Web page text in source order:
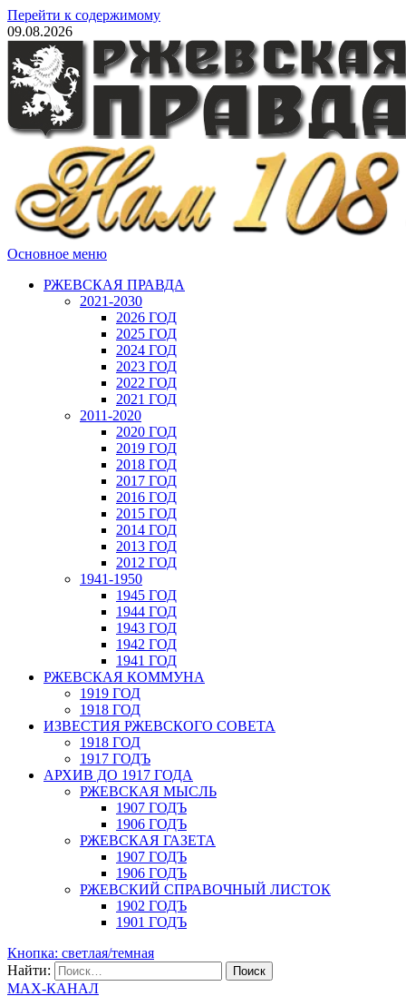
Перейти к содержимому
09.08.2026
Основное меню
РЖЕВСКАЯ ПРАВДА
2021-2030
2026 ГОД
2025 ГОД
2024 ГОД
2023 ГОД
2022 ГОД
2021 ГОД
2011-2020
2020 ГОД
2019 ГОД
2018 ГОД
2017 ГОД
2016 ГОД
2015 ГОД
2014 ГОД
2013 ГОД
2012 ГОД
1941-1950
1945 ГОД
1944 ГОД
1943 ГОД
1942 ГОД
1941 ГОД
РЖЕВСКАЯ КОММУНА
1919 ГОД
1918 ГОД
ИЗВЕСТИЯ РЖЕВСКОГО СОВЕТА
1918 ГОД
1917 ГОДЪ
АРХИВ ДО 1917 ГОДА
РЖЕВСКАЯ МЫСЛЬ
1907 ГОДЪ
1906 ГОДЪ
РЖЕВСКАЯ ГАЗЕТА
1907 ГОДЪ
1906 ГОДЪ
РЖЕВСКИЙ СПРАВОЧНЫЙ ЛИСТОК
1902 ГОДЪ
1901 ГОДЪ
Кнопка: светлая/темная
Найти:
MAX-КАНАЛ